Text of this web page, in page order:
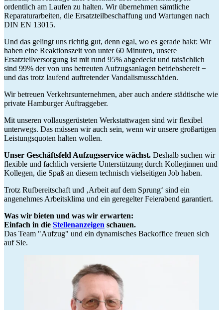
ordentlich am Laufen zu halten. Wir übernehmen sämtliche
Reparaturarbeiten, die Ersatzteilbeschaffung und Wartungen nach
DIN EN 13015.
Und das gelingt uns richtig gut, denn egal, wo es gerade hakt: Wir
haben eine Reaktionszeit von unter 60 Minuten, unsere
Ersatzteilversorgung ist mit rund 95% abgedeckt und tatsächlich
sind 99% der von uns betreuten Aufzugsanlagen betriebsbereit −
und das trotz laufend auftretender Vandalismusschäden.
Wir betreuen Verkehrsunternehmen, aber auch andere städtische wie
private Hamburger Auftraggeber.
Mit unseren vollausgerüsteten Werkstattwagen sind wir flexibel
unterwegs. Das müssen wir auch sein, wenn wir unsere großartigen
Leistungsquoten halten wollen.
Unser Geschäftsfeld Aufzugsservice wächst. Deshalb suchen wir
flexible und fachlich versierte Unterstützung durch Kolleginnen und
Kollegen, die Spaß an diesem technisch vielseitigen Job haben.
Trotz Rufbereitschaft und ‚Arbeit auf dem Sprung‘ sind ein
angenehmes Arbeitsklima und ein geregelter Feierabend garantiert.
Was wir bieten und was wir erwarten:
Einfach in die Stellenanzeigen schauen.
Das Team "Aufzug" und ein dynamisches Backoffice freuen sich
auf Sie.